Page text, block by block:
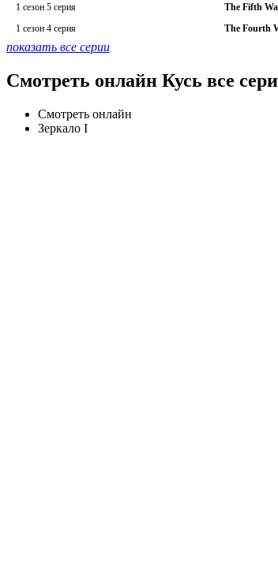
1 сезон 5 серия
The Fifth
1 сезон 4 серия
The Fourth
показать все серии
Смотреть онлайн Кусь все
Смотреть онлайн
Зеркало I